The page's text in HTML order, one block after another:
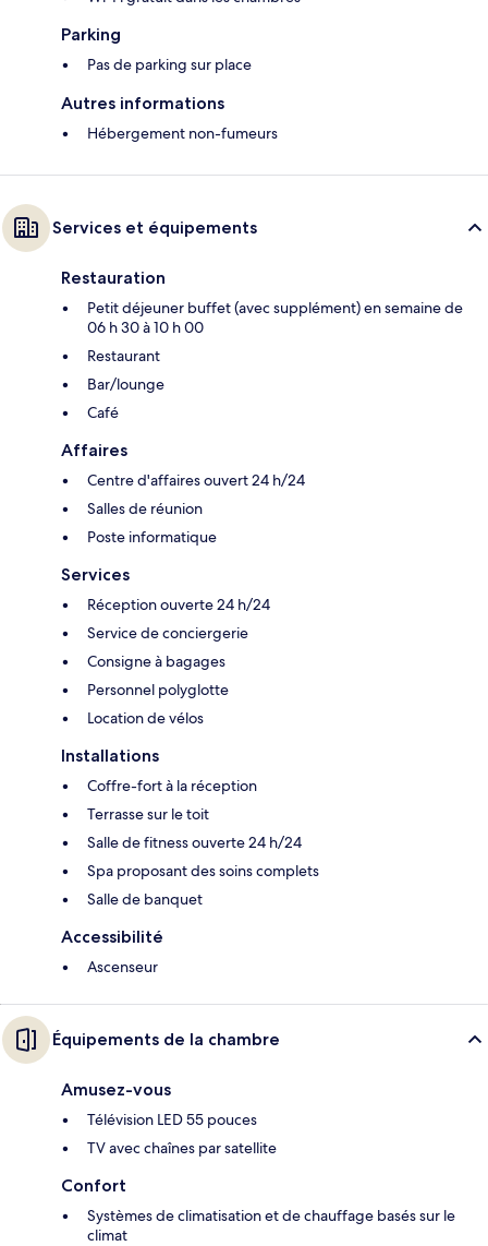
Parking
Pas de parking sur place
Autres informations
Hébergement non-fumeurs
Services et équipements
Restauration
Petit déjeuner buffet (avec supplément) en semaine de
06 h 30 à 10 h 00
Restaurant
Bar/lounge
Café
Affaires
Centre d'affaires ouvert 24 h/24
Salles de réunion
Poste informatique
Services
Réception ouverte 24 h/24
Service de conciergerie
Consigne à bagages
Personnel polyglotte
Location de vélos
Installations
Coffre-fort à la réception
Terrasse sur le toit
Salle de fitness ouverte 24 h/24
Spa proposant des soins complets
Salle de banquet
Accessibilité
Ascenseur
Équipements de la chambre
Amusez-vous
Télévision LED 55 pouces
TV avec chaînes par satellite
Confort
Systèmes de climatisation et de chauffage basés sur le
climat